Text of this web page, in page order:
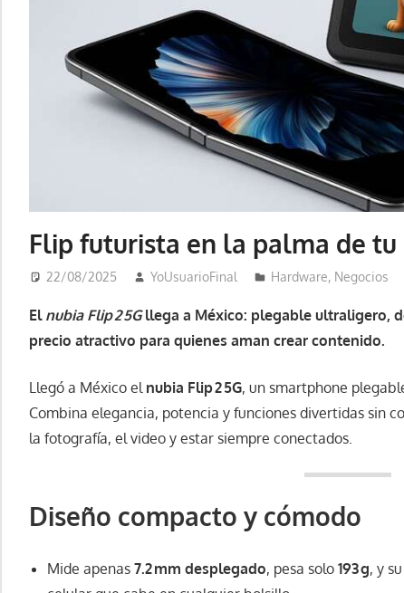
Flip futurista en la palma de tu
22/08/2025 YoUsuarioFinal Hardware, Negocios
El nubia Flip 2 5Gllega a México: plegable ultraligero,
precio atractivo para quienes aman crear contenido.
Llegó a México el nubia Flip 2 5G, un smartphone
Combina elegancia, potencia y funciones divertidas sin
la fotografía, el video y estar siempre conectados.
Diseño compacto y cómodo
Mide apenas 7.2 mm desplegado, pesa solo 193 g, y